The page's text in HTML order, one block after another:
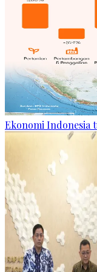
Ekonomi Indonesia